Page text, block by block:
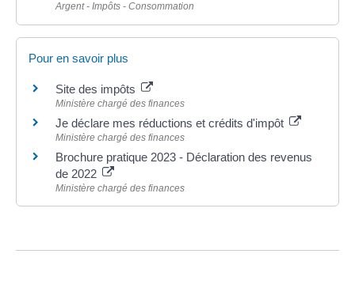
Argent - Impôts - Consommation
Pour en savoir plus
Site des impôts
Ministère chargé des finances
Je déclare mes réductions et crédits d'impôt
Ministère chargé des finances
Brochure pratique 2023 - Déclaration des revenus
de 2022
Ministère chargé des finances